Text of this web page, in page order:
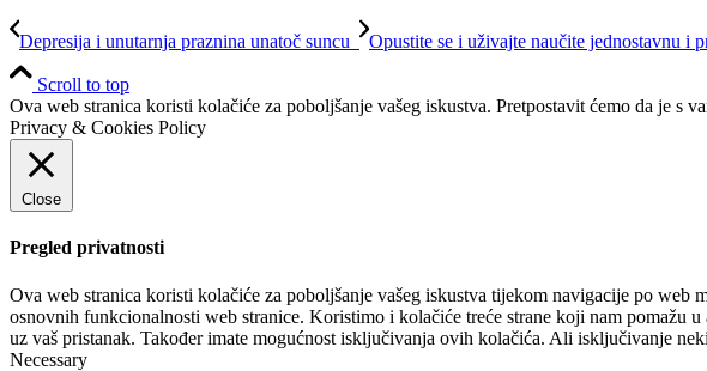
Depresija i unutarnja praznina unatoč suncu Opustite se i uživajte naučite jednostavnu i
Scroll to top
Ova web stranica koristi kolačiće za poboljšanje vašeg iskustva. Pretpostavit ćemo da je s
Privacy & Cookies Policy
Close
Pregled privatnosti
Ova web stranica koristi kolačiće za poboljšanje vašeg iskustva tijekom navigacije po
osnovnih funkcionalnosti web stranice. Koristimo i kolačiće treće strane koji nam pomažu
uz vaš pristanak. Također imate mogućnost isključivanja ovih kolačića. Ali isključivanje
Necessary